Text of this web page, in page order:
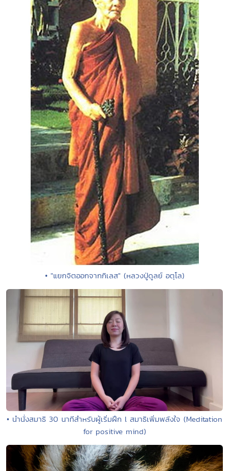
• "แยกจิตออกจากกิเลส" (หลวงปู่ดูลย์ อตุโล)
• นำนั่งสมาธิ 30 นาทีสำหรับผู้เริ่มฝึก l สมาธิเพิ่มพลังใจ (Meditation
for positive mind)